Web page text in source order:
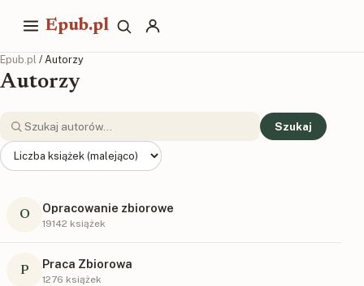
Epub.pl
Epub.pl / Autorzy
Autorzy
Szukaj
O
Opracowanie zbiorowe
19142 książek
P
Praca Zbiorowa
1276 książek